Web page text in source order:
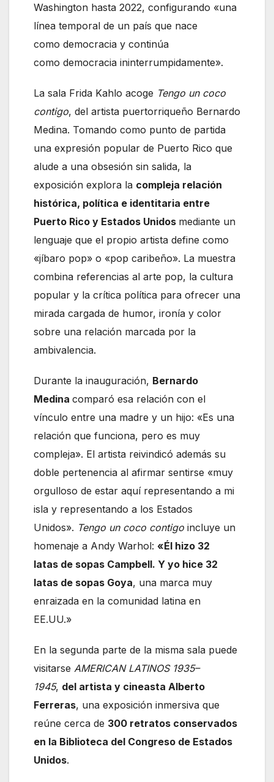
Washington hasta 2022, configurando «una
línea temporal de un país que nace
como democracia y continúa
como democracia ininterrumpidamente».
La sala Frida Kahlo acoge Tengo un coco
contigo, del artista puertorriqueño Bernardo
Medina. Tomando como punto de partida
una expresión popular de Puerto Rico que
alude a una obsesión sin salida, la
exposición explora la compleja relación
histórica, política e identitaria entre
Puerto Rico y Estados Unidos mediante un
lenguaje que el propio artista define como
«jíbaro pop» o «pop caribeño». La muestra
combina referencias al arte pop, la cultura
popular y la crítica política para ofrecer una
mirada cargada de humor, ironía y color
sobre una relación marcada por la
ambivalencia.
Durante la inauguración, Bernardo
Medina comparó esa relación con el
vínculo entre una madre y un hijo: «Es una
relación que funciona, pero es muy
compleja». El artista reivindicó además su
doble pertenencia al afirmar sentirse «muy
orgulloso de estar aquí representando a mi
isla y representando a los Estados
Unidos». Tengo un coco contigo incluye un
homenaje a Andy Warhol: «Él hizo 32
latas de sopas Campbell. Y yo hice 32
latas de sopas Goya, una marca muy
enraizada en la comunidad latina en
EE.UU.»
En la segunda parte de la misma sala puede
visitarse AMERICAN LATINOS 1935–
1945, del artista y cineasta Alberto
Ferreras, una exposición inmersiva que
reúne cerca de 300 retratos conservados
en la Biblioteca del Congreso de Estados
Unidos.